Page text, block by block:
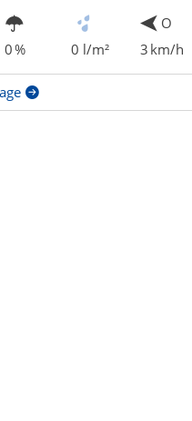
0 % 0 l/m²
O
3 km/h
Zum animierten Regenradar